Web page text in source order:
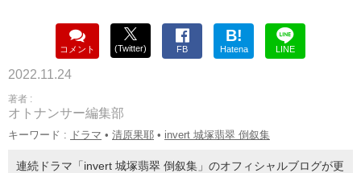
コメント (Twitter) FB
B!
Hatena LINE
2022.11.24
著者 :
オトナンサー編集部
キーワード : ドラマ • 清原果耶 • invert 城塚翡翠 倒叙集
連続ドラマ「invert 城塚翡翠 倒叙集」のオフィシャルブログが更